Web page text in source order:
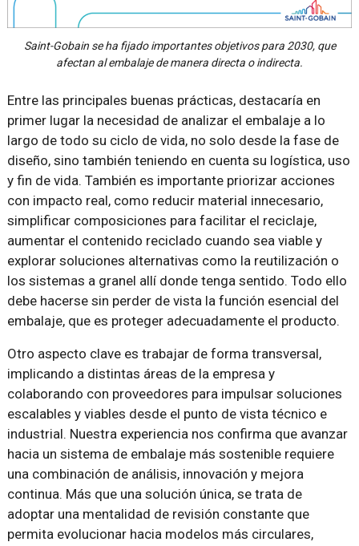
Saint-Gobain se ha fijado importantes objetivos para 2030, que
afectan al embalaje de manera directa o indirecta.
Entre las principales buenas prácticas, destacaría en
primer lugar la necesidad de analizar el embalaje a lo
largo de todo su ciclo de vida, no solo desde la fase de
diseño, sino también teniendo en cuenta su logística, uso
y fin de vida. También es importante priorizar acciones
con impacto real, como reducir material innecesario,
simplificar composiciones para facilitar el reciclaje,
aumentar el contenido reciclado cuando sea viable y
explorar soluciones alternativas como la reutilización o
los sistemas a granel allí donde tenga sentido. Todo ello
debe hacerse sin perder de vista la función esencial del
embalaje, que es proteger adecuadamente el producto.
Otro aspecto clave es trabajar de forma transversal,
implicando a distintas áreas de la empresa y
colaborando con proveedores para impulsar soluciones
escalables y viables desde el punto de vista técnico e
industrial. Nuestra experiencia nos confirma que avanzar
hacia un sistema de embalaje más sostenible requiere
una combinación de análisis, innovación y mejora
continua. Más que una solución única, se trata de
adoptar una mentalidad de revisión constante que
permita evolucionar hacia modelos más circulares,